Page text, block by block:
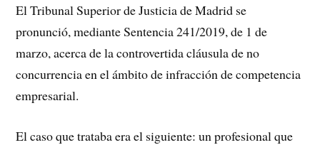
El Tribunal Superior de Justicia de Madrid se
pronunció, mediante Sentencia 241/2019, de 1 de
marzo, acerca de la controvertida cláusula de no
concurrencia en el ámbito de infracción de competencia
empresarial.
El caso que trataba era el siguiente: un profesional que